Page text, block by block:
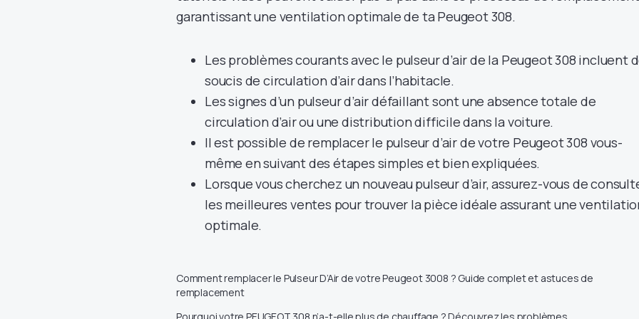
garantissant une ventilation optimale de ta Peugeot 308.
Les problèmes courants avec le pulseur d’air de la Peugeot 308 incluent
soucis de circulation d’air dans l’habitacle.
Les signes d’un pulseur d’air défaillant sont une absence totale de
circulation d’air ou une distribution difficile dans la voiture.
Il est possible de remplacer le pulseur d’air de votre Peugeot 308 vous-
même en suivant des étapes simples et bien expliquées.
Lorsque vous cherchez un nouveau pulseur d’air, assurez-vous de
les meilleures ventes pour trouver la pièce idéale assurant une
optimale.
Comment remplacer le Pulseur D’Air de votre Peugeot 3008 ? Guide complet et astuces de
remplacement